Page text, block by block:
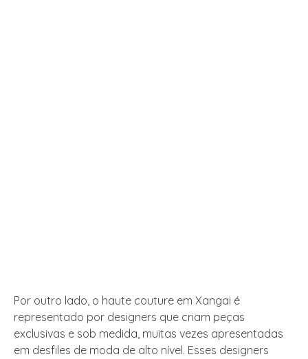
Por outro lado, o haute couture em Xangai é
representado por designers que criam peças
exclusivas e sob medida, muitas vezes apresentadas
em desfiles de moda de alto nível. Esses designers